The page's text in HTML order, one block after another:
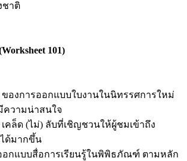
ความน่าสนใจ
คล็ด (ไม่) ลับที่เชิญชวนให้ผู้ชมเข้าถึง
ด้มากขึ้น
อกแบบสื่อการเรียนรู้ในพิพิธภัณฑ์ ตามหลัก
าถึง